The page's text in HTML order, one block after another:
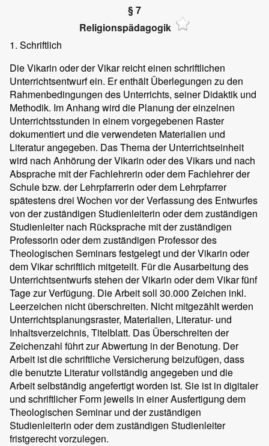
§ 7
Religionspädagogik
1. Schriftlich
Die Vikarin oder der Vikar reicht einen schriftlichen
Unterrichtsentwurf ein. Er enthält Überlegungen zu den
Rahmenbedingungen des Unterrichts, seiner Didaktik und
Methodik. Im Anhang wird die Planung der einzelnen
Unterrichtsstunden in einem vorgegebenen Raster
dokumentiert und die verwendeten Materialien und
Literatur angegeben. Das Thema der Unterrichtseinheit
wird nach Anhörung der Vikarin oder des Vikars und nach
Absprache mit der Fachlehrerin oder dem Fachlehrer der
Schule bzw. der Lehrpfarrerin oder dem Lehrpfarrer
spätestens drei Wochen vor der Verfassung des Entwurfes
von der zuständigen Studienleiterin oder dem zuständigen
Studienleiter nach Rücksprache mit der zuständigen
Professorin oder dem zuständigen Professor des
Theologischen Seminars festgelegt und der Vikarin oder
dem Vikar schriftlich mitgeteilt. Für die Ausarbeitung des
Unterrichtsentwurfs stehen der Vikarin oder dem Vikar fünf
Tage zur Verfügung. Die Arbeit soll 30.000 Zeichen inkl.
Leerzeichen nicht überschreiten. Nicht mitgezählt werden
Unterrichtsplanungsraster, Materialien, Literatur- und
Inhaltsverzeichnis, Titelblatt. Das Überschreiten der
Zeichenzahl führt zur Abwertung in der Benotung. Der
Arbeit ist die schriftliche Versicherung beizufügen, dass
die benutzte Literatur vollständig angegeben und die
Arbeit selbständig angefertigt worden ist. Sie ist in digitaler
und schriftlicher Form jeweils in einer Ausfertigung dem
Theologischen Seminar und der zuständigen
Studienleiterin oder dem zuständigen Studienleiter
fristgerecht vorzulegen.